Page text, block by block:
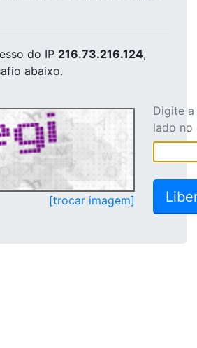
do IP 216.73.216.124,
abaixo.
[trocar imagem]
Digite
lado no